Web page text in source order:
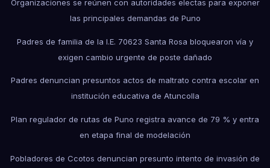
Organizaciones se reúnen con autoridades electas para exponer
las principales demandas de Puno
Padres de familia de la I.E. 70623 Santa Rosa bloquearon vía y
exigen cambio urgente de poste dañado
Padres denuncian presuntos actos de maltrato contra escolar en
institución educativa de Atuncolla
Plan regulador de rutas de Puno registra avance de 79 % y entra
en etapa final de modelación
Pobladores de Ccotos denuncian presunto intento de invasión de